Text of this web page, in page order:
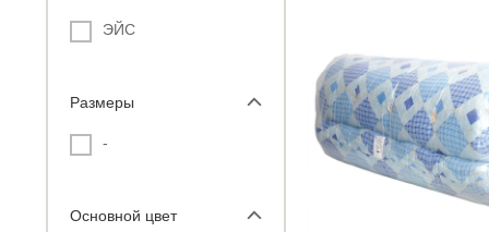
ЭЙС
Размеры
-
Основной цвет